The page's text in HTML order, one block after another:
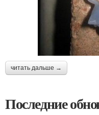
читать дальше →
Последние